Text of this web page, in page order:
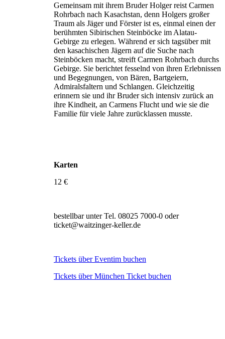
Gemeinsam mit ihrem Bruder Holger reist Carmen
Rohrbach nach Kasachstan, denn Holgers großer
Traum als Jäger und Förster ist es, einmal einen der
berühmten Sibirischen Steinböcke im Alatau-
Gebirge zu erlegen. Während er sich tagsüber mit
den kasachischen Jägern auf die Suche nach
Steinböcken macht, streift Carmen Rohrbach durchs
Gebirge. Sie berichtet fesselnd von ihren Erlebnissen
und Begegnungen, von Bären, Bartgeiern,
Admiralsfaltern und Schlangen. Gleichzeitig
erinnern sie und ihr Bruder sich intensiv zurück an
ihre Kindheit, an Carmens Flucht und wie sie die
Familie für viele Jahre zurücklassen musste.
Karten
12 €
bestellbar unter Tel. 08025 7000-0 oder
ticket@waitzinger-keller.de
Tickets über Eventim buchen
Tickets über München Ticket buchen